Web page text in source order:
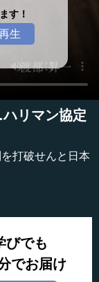
す！
生
リマン協定
打破せんと日本
びでも
でお届け